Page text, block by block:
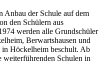
Anbau der Schule auf dem
den Schülern aus
werden alle Grundschüler
Berwartshausen und
in Höckelheim beschult. Ab
weiterführenden Schulen in